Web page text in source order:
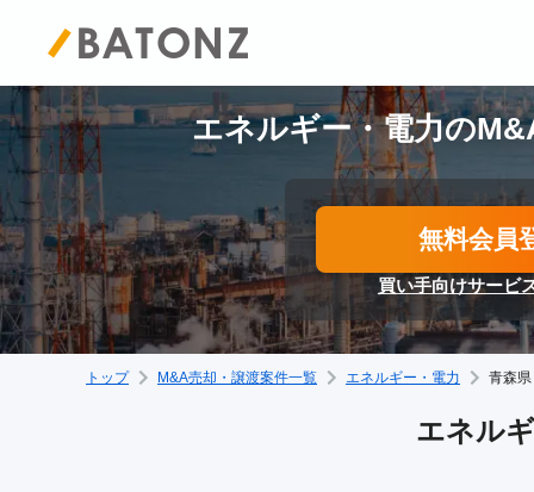
エネルギー・電力の
無料会員
買い手向けサービ
トップ M&A売却・譲渡案件一覧 エネルギー・電力 青森県
エネル